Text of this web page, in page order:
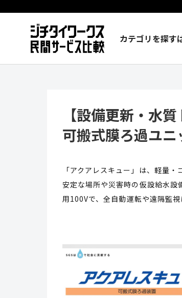
カテゴリを探す
【設備更新・水
可搬式膜ろ過ユニ
「アクアレスキュー」は、軽量
安定な場所や災害時の仮設給水設
用100Vで、全自動運転や遠隔監